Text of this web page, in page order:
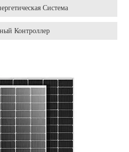
Система
Контроллер